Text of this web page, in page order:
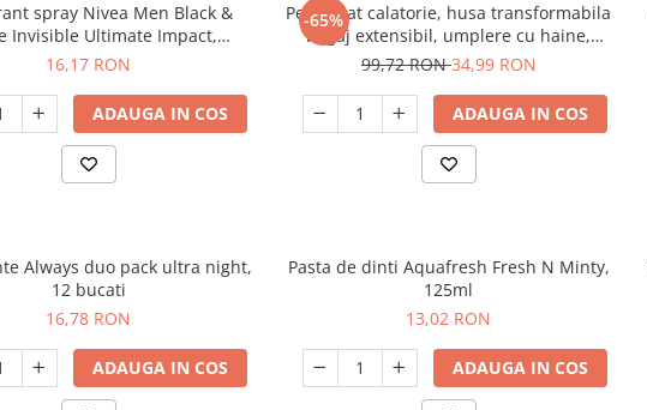
spray Nivea Men Black &
Invisible Ultimate Impact,
masculin, 150 ml
16,17 RON
ADAUGA IN COS
-65%
Perna gat calatorie, husa transformabila
bagaj extensibil, umplere cu haine,
material Lycra, fara umplutura
99,72 RON34,99 RON
ADAUGA IN COS
Always duo pack ultra night,
12 bucati
16,78 RON
ADAUGA IN COS
Pasta de dinti Aquafresh Fresh N Minty,
125ml
13,02 RON
ADAUGA IN COS